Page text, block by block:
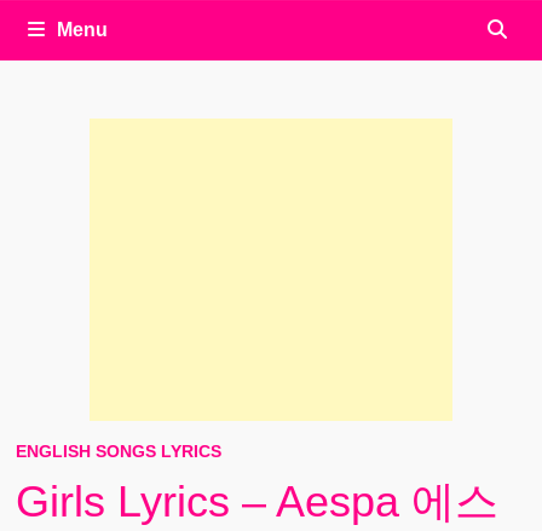
Menu
ENGLISH SONGS LYRICS
Girls Lyrics – Aespa 에스